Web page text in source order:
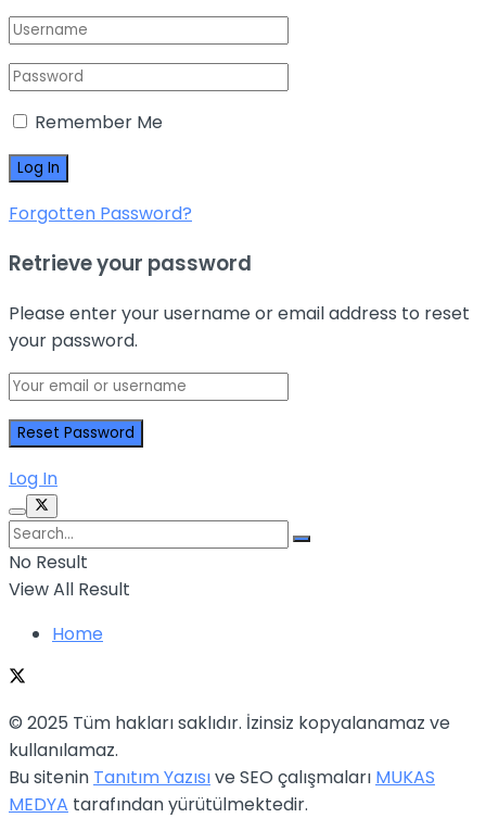
Remember Me
Forgotten Password?
Retrieve your password
Please enter your username or email address to reset
your password.
Log In
No Result
View All Result
Home
© 2025 Tüm hakları saklıdır. İzinsiz kopyalanamaz ve
kullanılamaz.
Bu sitenin Tanıtım Yazısıve SEO çalışmaları MUKAS
MEDYA tarafından yürütülmektedir.